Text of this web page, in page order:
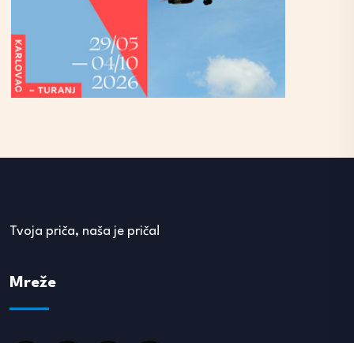
Tvoja priča, naša je priča!
Mreže